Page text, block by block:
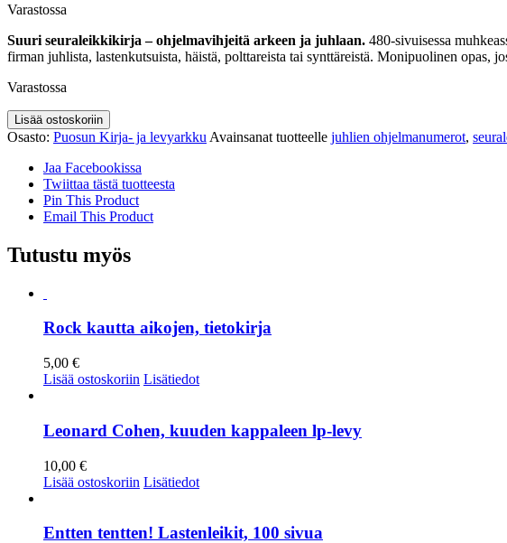
Varastossa
Suuri seuraleikkikirja – ohjelmavihjeitä arkeen ja juhlaan. 480-sivuisessa
firman juhlista, lastenkutsuista, häistä, polttareista tai synttäreistä. Monipuolinen
Varastossa
Suuri
seuraleikkikirja
ohjelmavihjeitä
arkeen
juhlaan
Lisää ostoskoriin
Osasto: Puosun Kirja- ja levyarkku Avainsanat tuotteelle juhlien ohjelmanumerot,
Jaa Facebookissa
Twiittaa tästä tuotteesta
Pin This Product
Email This Product
Tutustu myös
Rock kautta aikojen, tietokirja
5,00 €
Lisää ostoskoriin Lisätiedot
Leonard Cohen, kuuden kappaleen lp-levy
10,00 €
Lisää ostoskoriin Lisätiedot
Entten tentten! Lastenleikit, 100 sivua